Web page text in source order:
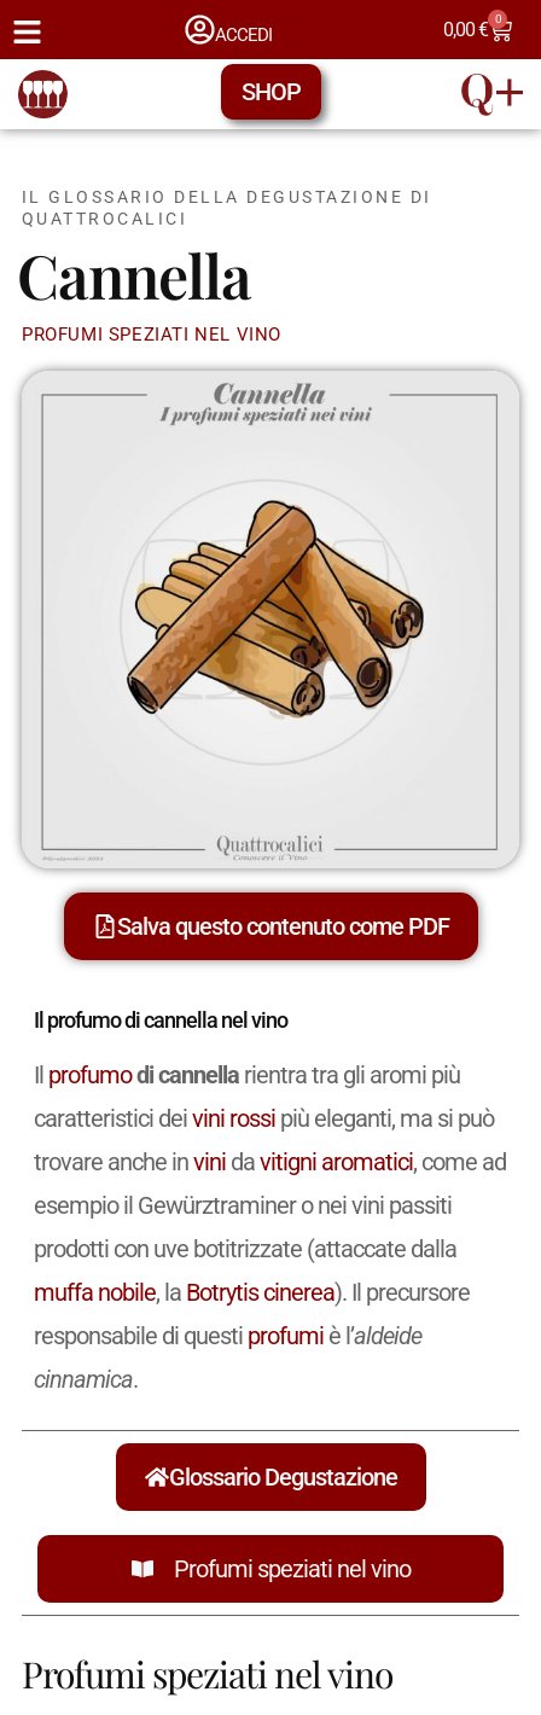
ACCEDI 0,00€ 0
SHOP
IL GLOSSARIO DELLA DEGUSTAZIONE DI
QUATTROCALICI
Cannella
PROFUMI SPEZIATI NEL VINO
Salva questo contenuto come PDF
Il profumo di cannella nel vino
Il profumodi cannellarientra tra gli aromi più
caratteristici deivini rossipiù eleganti, ma si può
trovare anche invinidavitigni aromatici, come ad
esempio il Gewürztraminer o nei vini passiti
prodotti con uve botitrizzate (attaccate dalla
muffa nobile, la Botrytis cinerea). Il precursore
responsabile di questi profumiè l’aldeide
cinnamica.
Glossario Degustazione
Profumi speziati nel vino
Profumi speziati nel vino